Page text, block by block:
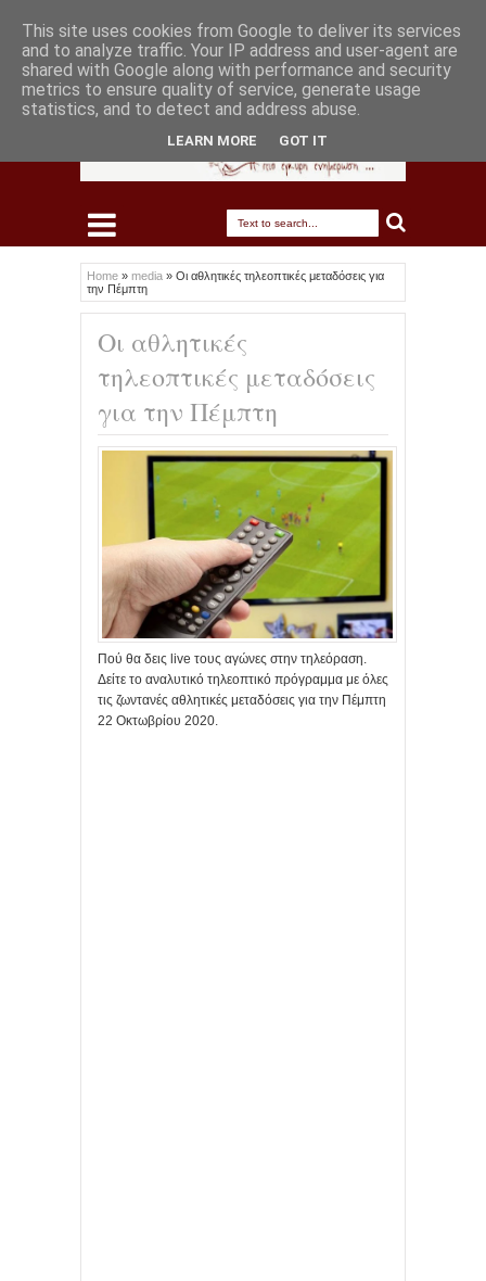
Home » media » Οι αθλητικές τηλεοπτικές μεταδόσεις για
την Πέμπτη
Οι αθλητικές
τηλεοπτικές μεταδόσεις
για την Πέμπτη
Πού θα δεις live τους αγώνες στην τηλεόραση.
Δείτε το αναλυτικό τηλεοπτικό πρόγραμμα με όλες
τις ζωντανές αθλητικές μεταδόσεις για την Πέμπτη
22 Οκτωβρίου 2020.
This site uses cookies from Google to deliver its services
and to analyze traffic. Your IP address and user-agent are
shared with Google along with performance and security
metrics to ensure quality of service, generate usage
statistics, and to detect and address abuse.
LEARN MORE GOT IT